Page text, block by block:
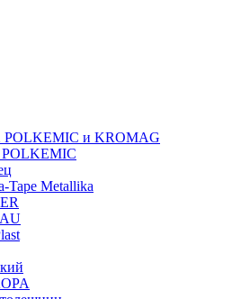
и KROMAG
Tape Metallika